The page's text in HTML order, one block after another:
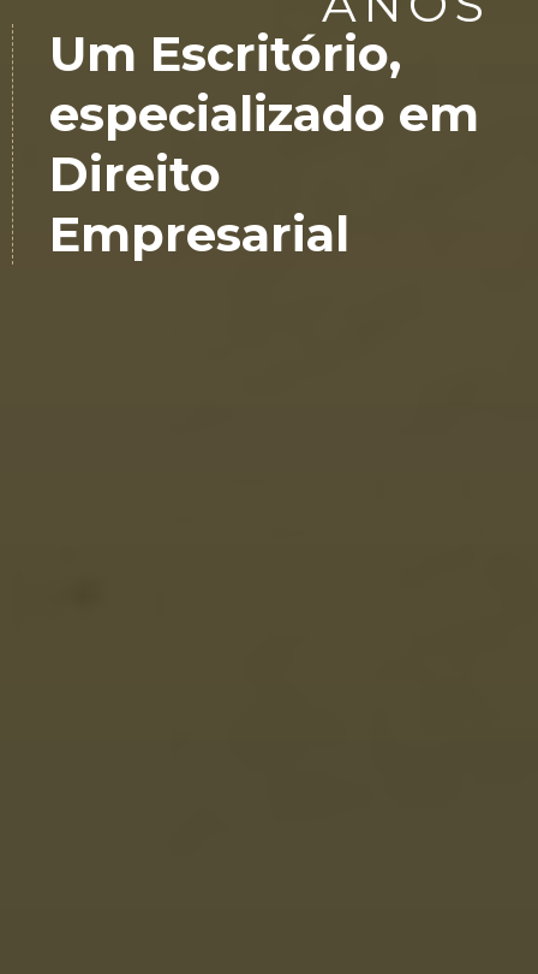
Um Escritório,
especializado em
Direito
Empresarial